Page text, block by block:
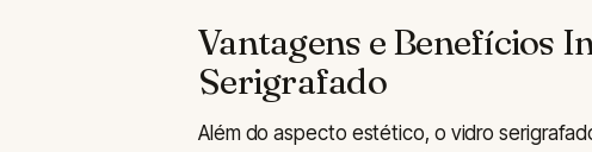
Vantagens e Benefícios
Serigrafado
Além do aspecto estético, o vidro